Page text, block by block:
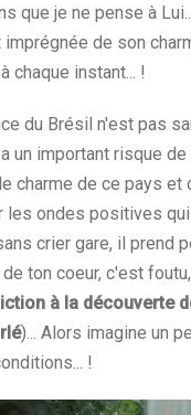
que je ne pense à
de son
chaque instant... !
du Brésil n'est pas
un important risque
charme de ce pays et
les ondes positives
crier gare, il prend
ton coeur, c'est
à la découverte
)... Alors imagine un
!